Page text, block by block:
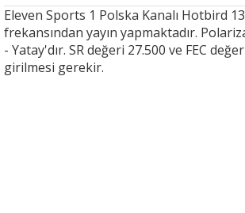
Eleven Sports 1 Polska Kanalı Hotbird
frekansından yayın yapmaktadır.
- Yatay'dır. SR değeri 27.500 ve FEC
girilmesi gerekir.